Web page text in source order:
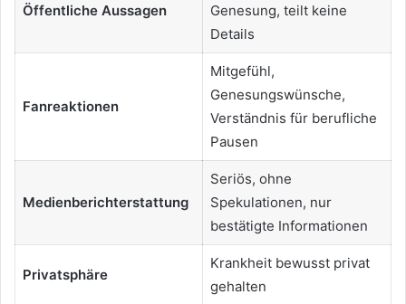
Öffentliche Aussagen
Genesung, teilt keine
Details
Fanreaktionen
Mitgefühl,
Genesungswünsche,
Verständnis für berufliche
Pausen
Medienberichterstattung
Seriös, ohne
Spekulationen, nur
bestätigte Informationen
Privatsphäre
Krankheit bewusst privat
gehalten